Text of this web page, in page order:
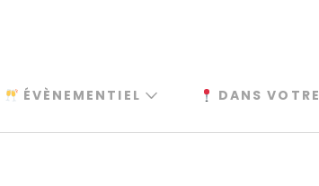
ÉVÈNEMENTIEL DANS